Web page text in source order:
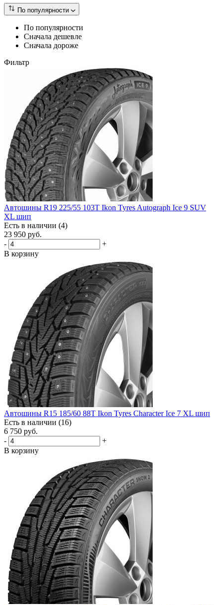
По популярности
По популярности
Сначала дешевле
Сначала дороже
Фильтр
Автошины R19 225/55 103T Ikon Tyres Autograph Ice 9 SUV
XL шип
Есть в наличии (4)
23 950 руб.
-
+
В корзину
Автошины R15 185/60 88T Ikon Tyres Character Ice 7 XL шип
Есть в наличии (16)
6 750 руб.
-
+
В корзину